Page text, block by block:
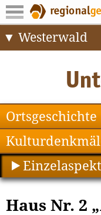
Westerwald
Ortsgeschichte
Haus Nr. 2